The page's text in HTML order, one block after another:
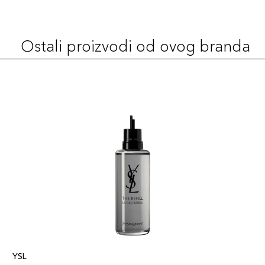
Ostali proizvodi od ovog branda
YSL